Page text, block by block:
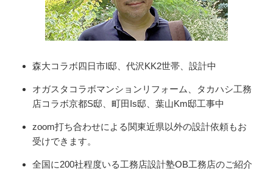
森大コラボ四日市I邸、代沢KK2世帯、設計中
オガスタコラボマンションリフォーム、タカハシ工務
店コラボ京都S邸、町田Is邸、葉山Km邸工事中
zoom打ち合わせによる関東近県以外の設計依頼もお
受けできます。
全国に200社程度いる工務店設計塾OB工務店のご紹介